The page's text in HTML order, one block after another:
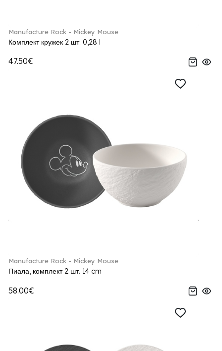
Manufacture Rock - Mickey Mouse
Комплект кружек 2 шт. 0,28 l
47.50€
Manufacture Rock - Mickey Mouse
Пиала, комплект 2 шт. 14 cm
58.00€